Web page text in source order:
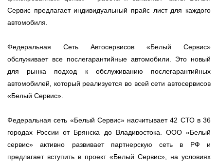
Тольятти
Тюмень
Ульяновск
Череповец
Сервис предлагает индивидуальный прайс лист для каждого
автомобиля.
Федеральная Сеть Автосервисов «Белый Сервис»
обслуживает все послегарантийные автомобили. Это новый
для рынка подход к обслуживанию послегарантийных
автомобилей, который реализуется во всей сети автосервисов
«Белый Сервис».
Федеральная сеть «Белый Сервис» насчитывает 42 СТО в 36
городах России от Брянска до Владивостока. ООО «Белый
сервис» активно развивает партнерскую сеть в РФ и
предлагает вступить в проект «Белый Сервис», на условиях